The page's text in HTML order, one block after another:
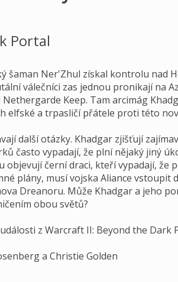
Portal
šaman Ner'Zhul získal kontrolu nad
válečníci zas jednou pronikají na
Keep. Tam arcimág
elfské a trpasličí přátele proti této
další otázky. Khadgar zjišťují
často vypadají, že plní nějaký jiný
objevují černí draci, kteří vypadají, že
plány, musí vojska Aliance vstoupit
Dreanoru. Může Khadgar a jeho
obou světů?
z Warcraft II: Beyond the Dark
a Christie Golden